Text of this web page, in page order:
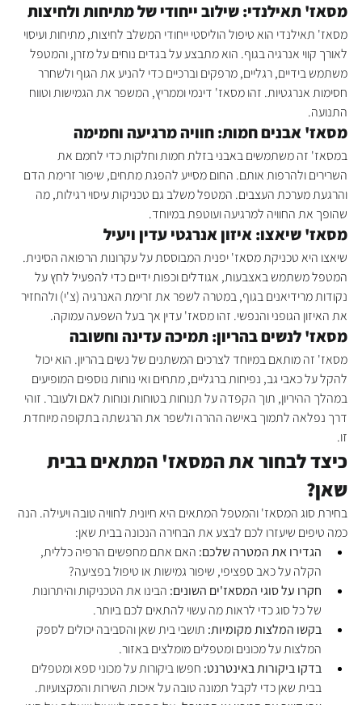
מסאז' תאילנדי: שילוב ייחודי של מתיחות ולחיצות
מסאז' תאילנדי הוא טיפול הוליסטי ייחודי המשלב לחיצות, מתיחות ועיסוי
לאורך קווי אנרגיה בגוף. הוא מתבצע על בגדים נוחים על מזרן, והמטפל
משתמש בידיים, רגליים, מרפקים וברכיים כדי להניע את הגוף ולשחרר
חסימות אנרגטיות. זהו מסאז' דינמי וממריץ, המשפר את הגמישות וטווח
התנועה.
מסאז' אבנים חמות: חוויה מרגיעה וחמימה
במסאז' זה משתמשים באבני בזלת חמות וחלקות כדי לחמם את
השרירים ולהרפות אותם. החום מסייע להפגת מתחים, שיפור זרימת הדם
והרגעת מערכת העצבים. המטפל משלב גם טכניקות עיסוי רגילות, מה
שהופך את החוויה למרגיעה ועוטפת במיוחד.
מסאז' שיאצו: איזון אנרגטי עדין ויעיל
שיאצו היא טכניקת מסאז' יפנית המבוססת על עקרונות הרפואה הסינית.
המטפל משתמש באצבעות, אגודלים וכפות ידיים כדי להפעיל לחץ על
נקודות מרידיאנים בגוף, במטרה לשפר את זרימת האנרגיה (צ'י) ולהחזיר
את האיזון הגופני והנפשי. זהו מסאז' עדין אך בעל השפעה עמוקה.
מסאז' לנשים בהריון: תמיכה עדינה וחשובה
מסאז' זה מותאם במיוחד לצרכים המשתנים של נשים בהריון. הוא יכול
להקל על כאבי גב, נפיחות ברגליים, מתחים ואי נוחות נוספים המופיעים
במהלך ההיריון, תוך הקפדה על תנוחות בטוחות ונוחות לאם ולעובר. זוהי
דרך נפלאה לתמוך באישה ההרה ולשפר את הרגשתה בתקופה מיוחדת
זו.
כיצד לבחור את המסאז' המתאים בבית
שאן?
בחירת סוג המסאז' והמטפל המתאים היא חיונית לחוויה טובה ויעילה. הנה
כמה טיפים שיעזרו לכם לבצע את הבחירה הנכונה בבית שאן:
הגדירו את המטרה שלכם: האם אתם מחפשים הרפיה כללית,
הקלה על כאב ספציפי, שיפור גמישות או טיפול בפציעה?
חקרו על סוגי המסאז'ים השונים: הבינו את הטכניקות והיתרונות
של כל סוג כדי לראות מה עשוי להתאים לכם ביותר.
בקשו המלצות מקומיות: תושבי בית שאן והסביבה יכולים לספק
המלצות על מכונים ומטפלים מומלצים באזור.
בדקו ביקורות באינטרנט: חפשו ביקורות על מכוני ספא ומטפלים
בבית שאן כדי לקבל תמונה טובה על איכות השירות והמקצועיות.